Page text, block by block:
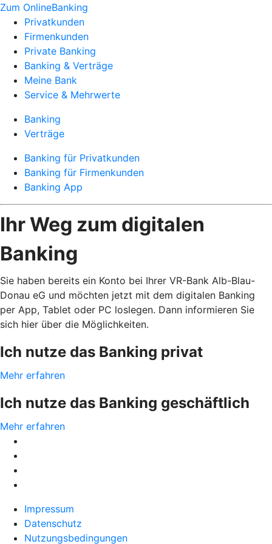
Zum OnlineBanking
Privatkunden
Firmenkunden
Private Banking
Banking & Verträge
Meine Bank
Service & Mehrwerte
Banking
Verträge
Banking für Privatkunden
Banking für Firmenkunden
Banking App
Ihr Weg zum digitalen
Banking
Sie haben bereits ein Konto bei Ihrer VR-Bank Alb-Blau-
Donau eG und möchten jetzt mit dem digitalen Banking
per App, Tablet oder PC loslegen. Dann informieren Sie
sich hier über die Möglichkeiten.
Ich nutze das Banking privat
Mehr erfahren
Ich nutze das Banking geschäftlich
Mehr erfahren
Impressum
Datenschutz
Nutzungsbedingungen